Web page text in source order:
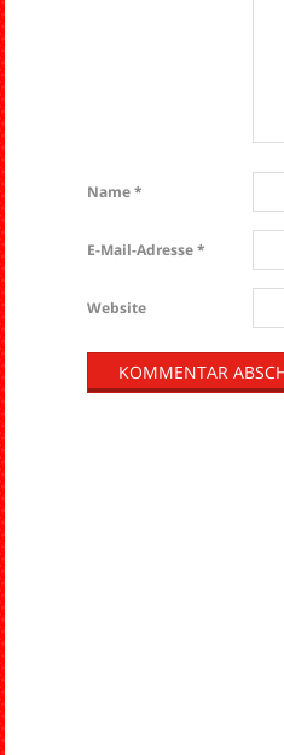
Name*
E-Mail-Adresse*
Website